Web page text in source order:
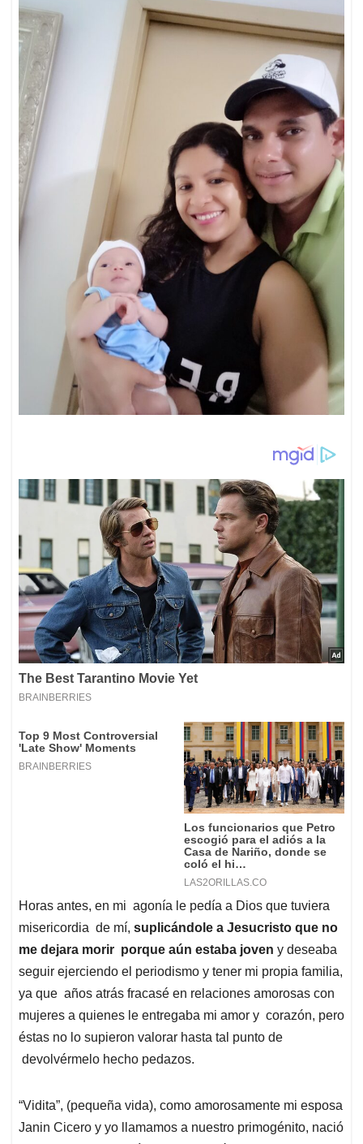
Horas antes, en mi agonía le pedía a Dios que tuviera
misericordia de mí, suplicándole a Jesucristo que no
me dejara morir porque aún estaba joven y deseaba
seguir ejerciendo el periodismo y tener mi propia familia,
ya que años atrás fracasé en relaciones amorosas con
mujeres a quienes le entregaba mi amor y corazón, pero
éstas no lo supieron valorar hasta tal punto de
devolvérmelo hecho pedazos.
“Vidita”, (pequeña vida), como amorosamente mi esposa
Janin Cicero y yo llamamos a nuestro primogénito, nació